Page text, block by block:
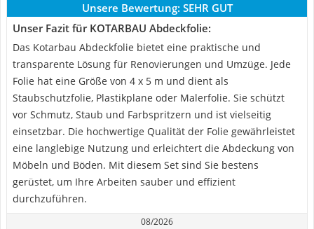
Unsere Bewertung: SEHR GUT
Unser Fazit für KOTARBAU Abdeckfolie:
Das Kotarbau Abdeckfolie bietet eine praktische und
transparente Lösung für Renovierungen und Umzüge. Jede
Folie hat eine Größe von 4 x 5 m und dient als
Staubschutzfolie, Plastikplane oder Malerfolie. Sie schützt
vor Schmutz, Staub und Farbspritzern und ist vielseitig
einsetzbar. Die hochwertige Qualität der Folie gewährleistet
eine langlebige Nutzung und erleichtert die Abdeckung von
Möbeln und Böden. Mit diesem Set sind Sie bestens
gerüstet, um Ihre Arbeiten sauber und effizient
durchzuführen.
08/2026